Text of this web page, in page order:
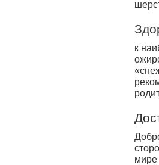
к
мире